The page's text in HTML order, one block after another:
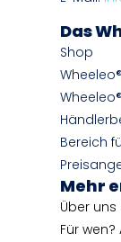
Das
Shop
Bereich
Mehr
Über uns
Für